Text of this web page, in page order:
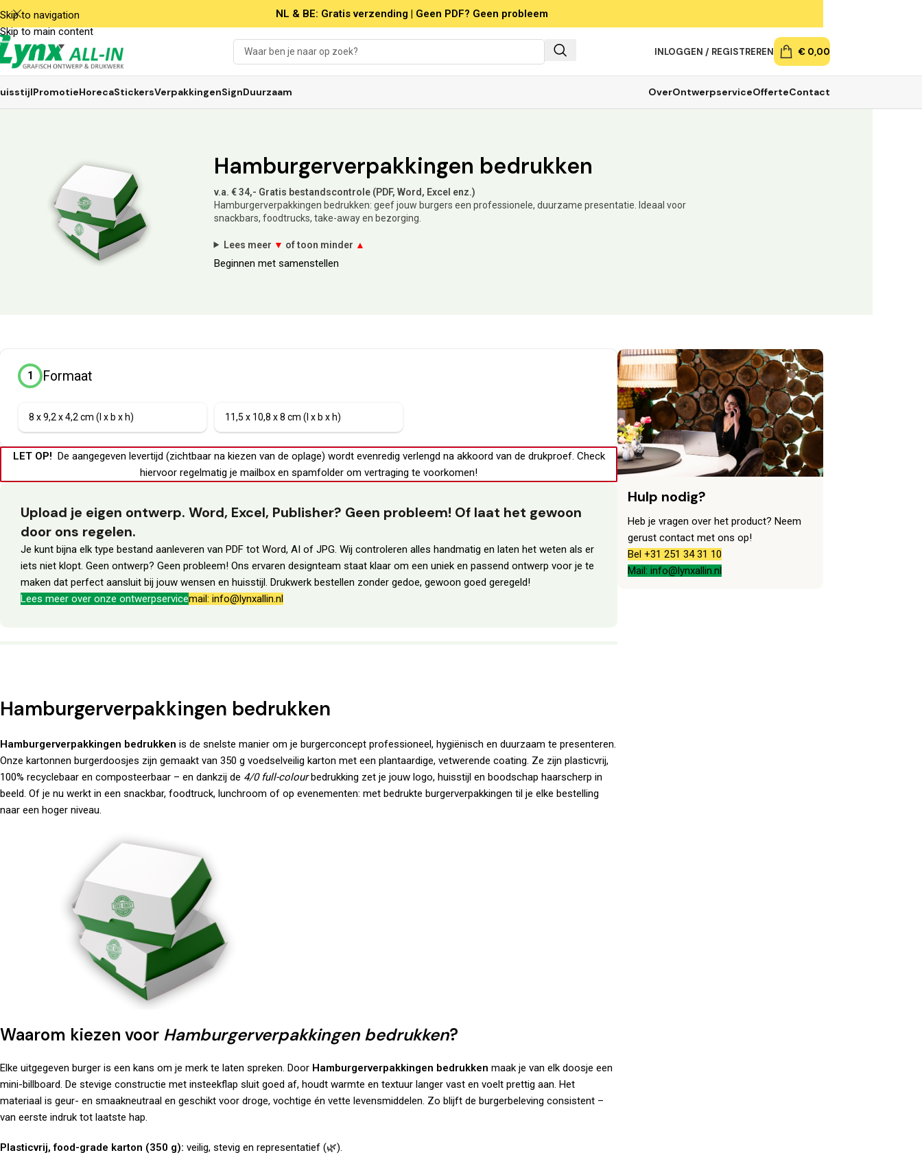
Skip to navigation
Skip to main content
INLOGGEN / REGISTREREN € 0,00
PromotieHorecaStickersVerpakkingenSignDuurzaam OverOntwerpserviceOfferteContact
Hamburgerverpakkingen bedrukken
v.a. € 34,- Gratis bestandscontrole (PDF, Word, Excel enz.)
Hamburgerverpakkingen bedrukken: geef jouw burgers een professionele, duurzame presentatie. Ideaal voor
snackbars, foodtrucks, take-away en bezorging.
Lees meer ▼ of toon minder ▲
Beginnen met samenstellen
1 Formaat
8 x 9,2 x 4,2 cm (l x b x h) 11,5 x 10,8 x 8 cm (l x b x h)
LET OP! De aangegeven levertijd (zichtbaar na kiezen van de oplage) wordt evenredig verlengd na akkoord van de drukproef. Check
hiervoor regelmatig je mailbox en spamfolder om vertraging te voorkomen!
Upload je eigen ontwerp. Word, Excel, Publisher? Geen probleem! Of laat het gewoon
door ons regelen.
Je kunt bijna elk type bestand aanleveren van PDF tot Word, AI of JPG. Wij controleren alles handmatig en laten het weten als er
iets niet klopt. Geen ontwerp? Geen probleem! Ons ervaren designteam staat klaar om een uniek en passend ontwerp voor je te
maken dat perfect aansluit bij jouw wensen en huisstijl. Drukwerk bestellen zonder gedoe, gewoon goed geregeld!
Lees meer over onze ontwerpservicemail: info@lynxallin.nl
Hamburgerverpakkingen bedrukken
Hamburgerverpakkingen bedrukken is de snelste manier om je burgerconcept professioneel, hygiënisch en duurzaam te presenteren.
Onze kartonnen burgerdoosjes zijn gemaakt van 350 g voedselveilig karton met een plantaardige, vetwerende coating. Ze zijn plasticvrij,
100% recyclebaar en composteerbaar – en dankzij de 4/0 full-colourbedrukking zet je jouw logo, huisstijl en boodschap haarscherp in
beeld. Of je nu werkt in een snackbar, foodtruck, lunchroom of op evenementen: met bedrukte burgerverpakkingen til je elke bestelling
naar een hoger niveau.
Waarom kiezen voor Hamburgerverpakkingen bedrukken?
Elke uitgegeven burger is een kans om je merk te laten spreken. Door Hamburgerverpakkingen bedrukken maak je van elk doosje een
mini-billboard. De stevige constructie met insteekflap sluit goed af, houdt warmte en textuur langer vast en voelt prettig aan. Het
materiaal is geur- en smaakneutraal en geschikt voor droge, vochtige én vette levensmiddelen. Zo blijft de burgerbeleving consistent –
van eerste indruk tot laatste hap.
Plasticvrij, food-grade karton (350 g): veilig, stevig en representatief (🌿).
Hulp nodig?
Heb je vragen over het product? Neem
gerust contact met ons op!
Bel +31 251 34 31 10
Mail: info@lynxallin.nl
NL & BE: Gratis verzending | Geen PDF? Geen probleem